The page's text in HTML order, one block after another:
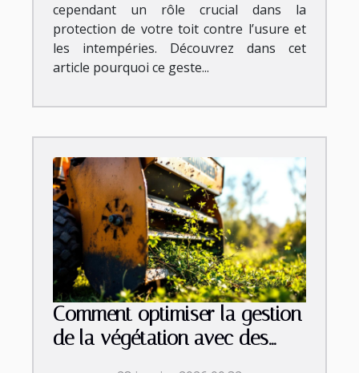
cependant un rôle crucial dans la
protection de votre toit contre l’usure et
les intempéries. Découvrez dans cet
article pourquoi ce geste...
Comment optimiser la gestion
de la végétation avec des